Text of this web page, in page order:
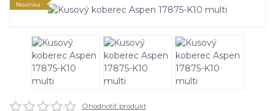
Novinka
Ohodnotiť produkt